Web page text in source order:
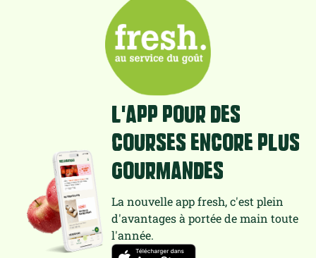
L'app pour des
courses encore plus
gourmandes
La nouvelle app fresh, c'est plein
d'avantages à portée de main toute
l'année.